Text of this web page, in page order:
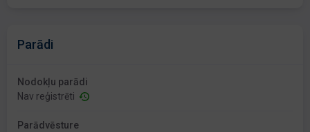
Parādi
Nodokļu parādi
Nav reģistrēti
Parādvēsture